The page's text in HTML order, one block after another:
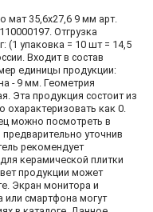
мат 35,6x27,6 9 мм арт.
Отгрузка
(1 упаковка = 10 шт = 14,5
Входит в состав
единицы продукции:
- 9 мм. Геометрия
Эта продукция состоит из
охарактеризовать как 0.
можно посмотреть в
уточнив
рекомендует
керамической плитки
продукции может
Экран монитора и
или смартфона могут